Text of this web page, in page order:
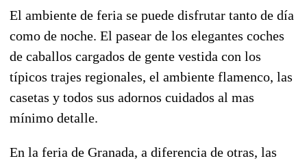
El ambiente de feria se puede disfrutar tanto de día
como de noche. El pasear de los elegantes coches
de caballos cargados de gente vestida con los
típicos trajes regionales, el ambiente flamenco, las
casetas y todos sus adornos cuidados al mas
mínimo detalle.
En la feria de Granada, a diferencia de otras, las